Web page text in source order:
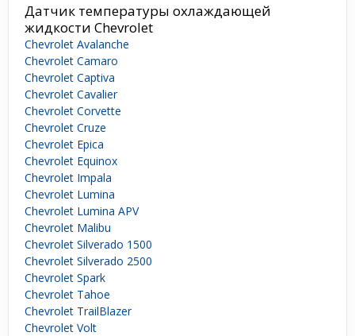
Датчик температуры охлаждающей
жидкости Chevrolet
Chevrolet Avalanche
Chevrolet Camaro
Chevrolet Captiva
Chevrolet Cavalier
Chevrolet Corvette
Chevrolet Cruze
Chevrolet Epica
Chevrolet Equinox
Chevrolet Impala
Chevrolet Lumina
Chevrolet Lumina APV
Chevrolet Malibu
Chevrolet Silverado 1500
Chevrolet Silverado 2500
Chevrolet Spark
Chevrolet Tahoe
Chevrolet TrailBlazer
Chevrolet Volt